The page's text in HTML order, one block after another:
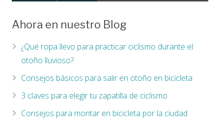
Ahora en nuestro Blog
¿Qué ropa llevo para practicar ciclismo durante el
otoño lluvioso?
Consejos básicos para salir en otoño en bicicleta
3 claves para elegir tu zapatilla de ciclismo
Consejos para montar en bicicleta por la ciudad